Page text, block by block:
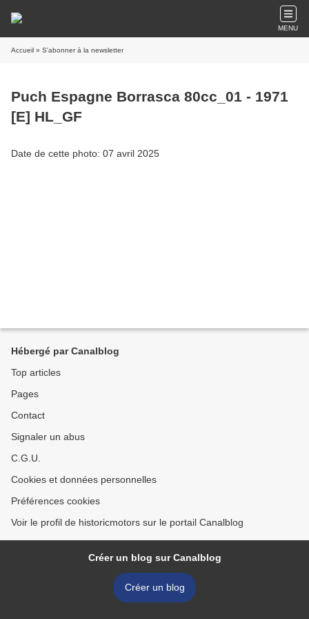
MENU
Accueil » S'abonner à la newsletter
Puch Espagne Borrasca 80cc_01 - 1971
[E] HL_GF
Date de cette photo: 07 avril 2025
Hébergé par Canalblog
Top articles
Pages
Contact
Signaler un abus
C.G.U.
Cookies et données personnelles
Préférences cookies
Voir le profil de historicmotors sur le portail Canalblog
Créer un blog sur Canalblog
Créer un blog